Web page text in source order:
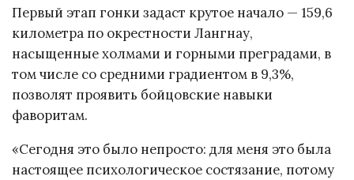
Первый этап гонки задаст крутое начало — 159,6
километра по окрестности Лангнау,
насыщенные холмами и горными преградами, в
том числе со средними градиентом в 9,3%,
позволят проявить бойцовские навыки
фаворитам.
«Сегодня это было непросто: для меня это была
настоящее психологическое состязание, потому